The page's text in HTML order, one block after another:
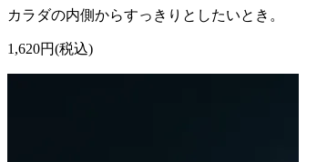
カラダの内側からすっきりとしたいとき。
1,620円(税込)